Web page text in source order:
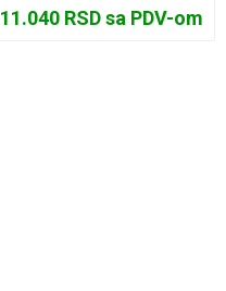
11.040 RSD sa PDV-om